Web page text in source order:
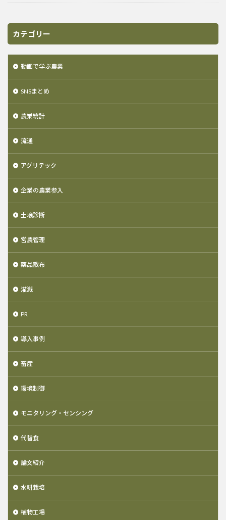
カテゴリー
動画で学ぶ農業
SNSまとめ
農業統計
流通
アグリテック
企業の農業参入
土壌診断
営農管理
薬品散布
灌漑
PR
導入事例
畜産
環境制御
モニタリング・センシング
代替食
論文紹介
水耕栽培
植物工場